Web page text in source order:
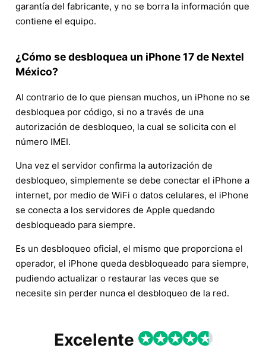
garantía del fabricante, y no se borra la información que
contiene el equipo.
¿Cómo se desbloquea un iPhone 17 de Nextel
México?
Al contrario de lo que piensan muchos, un iPhone no se
desbloquea por código, si no a través de una
autorización de desbloqueo, la cual se solicita con el
número IMEI.
Una vez el servidor confirma la autorización de
desbloqueo, simplemente se debe conectar el iPhone a
internet, por medio de WiFi o datos celulares, el iPhone
se conecta a los servidores de Apple quedando
desbloqueado para siempre.
Es un desbloqueo oficial, el mismo que proporciona el
operador, el iPhone queda desbloqueado para siempre,
pudiendo actualizar o restaurar las veces que se
necesite sin perder nunca el desbloqueo de la red.
Excelente